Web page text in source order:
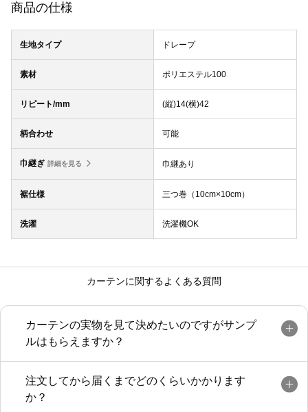
商品の仕様
生地タイプ ドレープ
素材 ポリエステル100
リピート/mm (縦)14(横)42
柄合わせ 可能
巾継ぎ 詳細を見る 巾継あり
裾仕様 三つ巻（10cm×10cm）
洗濯 洗濯機OK
カーテンに関するよくある質問
カーテンの実物を見て決めたいのですがサンプ
ルはもらえますか？
注文してから届くまでどのくらいかかります
か？